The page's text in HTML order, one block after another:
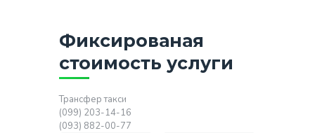
Фиксированая
стоимость услуги
Трансфер такси
(099) 203-14-16
(093) 882-00-77